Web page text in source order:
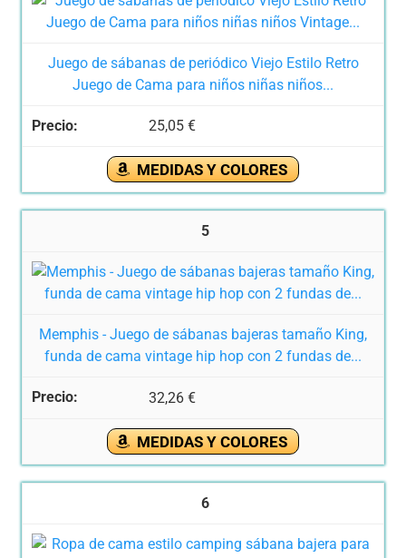
Juego de sábanas de periódico Viejo Estilo Retro
Juego de Cama para niños niñas niños...
25,05 €
MEDIDAS Y COLORES
5
Memphis - Juego de sábanas bajeras tamaño King,
funda de cama vintage hip hop con 2 fundas de...
32,26 €
MEDIDAS Y COLORES
6